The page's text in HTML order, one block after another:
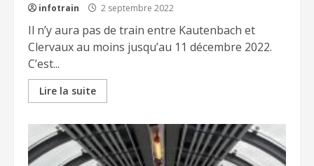
infotrain 2 septembre 2022
Il n’y aura pas de train entre Kautenbach et
Clervaux au moins jusqu’au 11 décembre 2022.
C’est...
Lire la suite